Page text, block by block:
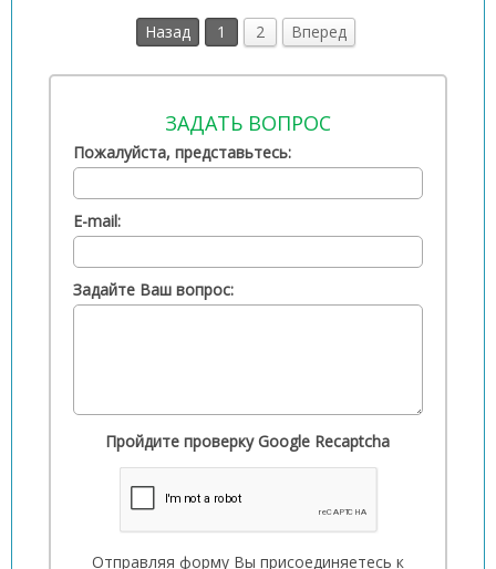
Назад 1 2 Вперед
ЗАДАТЬ ВОПРОС
Пожалуйста, представьтесь:
E-mail:
Задайте Ваш вопрос:
Пройдите проверку Google Recaptcha
Отправляя форму Вы присоединяетесь к